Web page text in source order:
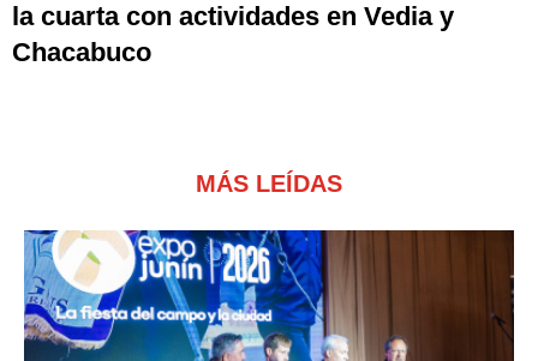
la cuarta con actividades en Vedia y
Chacabuco
MÁS LEÍDAS